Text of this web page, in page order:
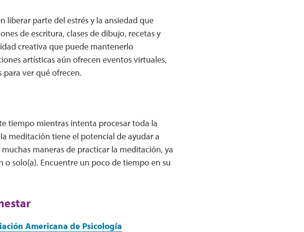
liberar parte del estrés y la ansiedad que
de escritura, clases de dibujo, recetas y
creativa que puede mantenerlo
artísticas aún ofrecen eventos virtuales,
para ver qué ofrecen.
tiempo mientras intenta procesar toda la
meditación tiene el potencial de ayudar a
maneras de practicar la meditación, ya
solo(a). Encuentre un poco de tiempo en su
Americana de Psicología